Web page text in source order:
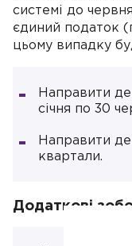
системі до
єдиний податок
цьому випадку
Направити
січня по 30
Направити
квартали.
Додаткові